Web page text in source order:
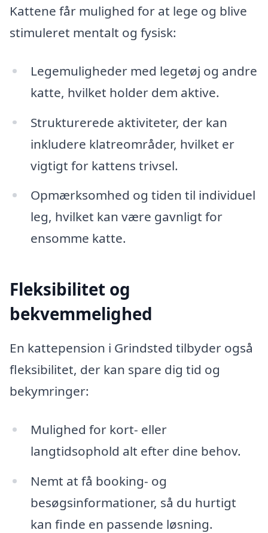
Kattene får mulighed for at lege og blive
stimuleret mentalt og fysisk:
Legemuligheder med legetøj og andre
katte, hvilket holder dem aktive.
Strukturerede aktiviteter, der kan
inkludere klatreområder, hvilket er
vigtigt for kattens trivsel.
Opmærksomhed og tiden til individuel
leg, hvilket kan være gavnligt for
ensomme katte.
Fleksibilitet og
bekvemmelighed
En kattepension i Grindsted tilbyder også
fleksibilitet, der kan spare dig tid og
bekymringer:
Mulighed for kort- eller
langtidsophold alt efter dine behov.
Nemt at få booking- og
besøgsinformationer, så du hurtigt
kan finde en passende løsning.